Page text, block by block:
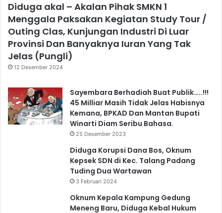
Diduga akal – Akalan Pihak SMKN 1
Menggala Paksakan Kegiatan Study Tour /
Outing Clas, Kunjungan Industri Di Luar
Provinsi Dan Banyaknya Iuran Yang Tak
Jelas (Pungli)
12 Desember 2024
Sayembara Berhadiah Buat Publik…..!!!
45 Milliar Masih Tidak Jelas Habisnya
Kemana, BPKAD Dan Mantan Bupati
Winarti Diam Seribu Bahasa.
25 Desember 2023
Diduga Korupsi Dana Bos, Oknum
Kepsek SDN di Kec. Talang Padang
Tuding Dua Wartawan
3 Februari 2024
Oknum Kepala Kampung Gedung
Meneng Baru, Diduga Kebal Hukum